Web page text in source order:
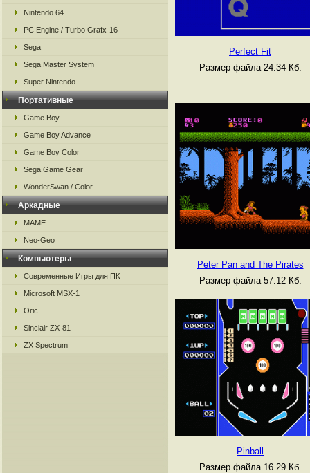
Nintendo 64
PC Engine / Turbo Grafx-16
Sega
Sega Master System
Super Nintendo
Портативные
Game Boy
Game Boy Advance
Game Boy Color
Sega Game Gear
WonderSwan / Color
Аркадные
MAME
Neo-Geo
Компьютеры
Современные Игры для ПК
Microsoft MSX-1
Oric
Sinclair ZX-81
ZX Spectrum
Perfect Fit
Размер файла 24.34 Кб.
Peter Pan and The Pirates
Размер файла 57.12 Кб.
Pinball
Размер файла 16.29 Кб.